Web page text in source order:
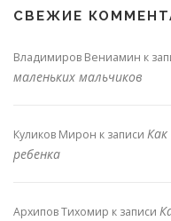
СВЕЖИЕ
Владимиров Вениамин к
маленьких мальчиков
Куликов Мирон к записи
ребенка
Архипов Тихомир к записи